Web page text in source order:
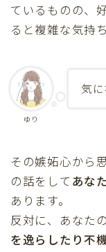
ているものの、
ると複雑な気持
ゆり
気
その嫉妬心から
の話をしてあな
あります。
反対に、あなた
を逸らしたり不